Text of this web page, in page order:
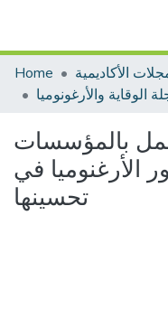
Home الأكاديمية
الوقاية والأرغونوميا
بالمؤسسات
الأرغنوميا في
تحسينها